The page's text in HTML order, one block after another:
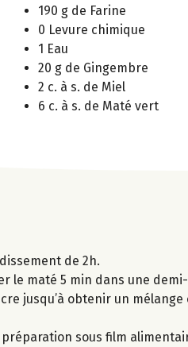
190 g de Farine
0 Levure chimique
1 Eau
20 g de Gingembre
2 c. à s. de Miel
6 c. à s. de Maté vert
de 2h.
le maté 5 min dans une demi-
jusqu’à obtenir un
sous film